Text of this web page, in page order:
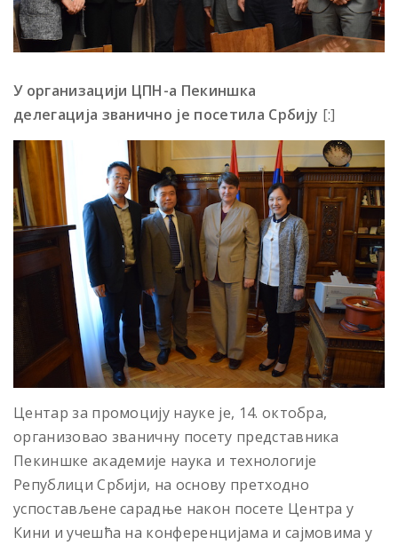
У организацији ЦПН-а Пекиншка
делегација званично је посетила Србију [:]
Центар за промоцију науке је, 14. октобра,
организовао званичну посету представника
Пекиншке академије наука и технологије
Републици Србији, на основу претходно
успостављене сарадње након посете Центра у
Кини и учешћа на конференцијама и сајмовима у